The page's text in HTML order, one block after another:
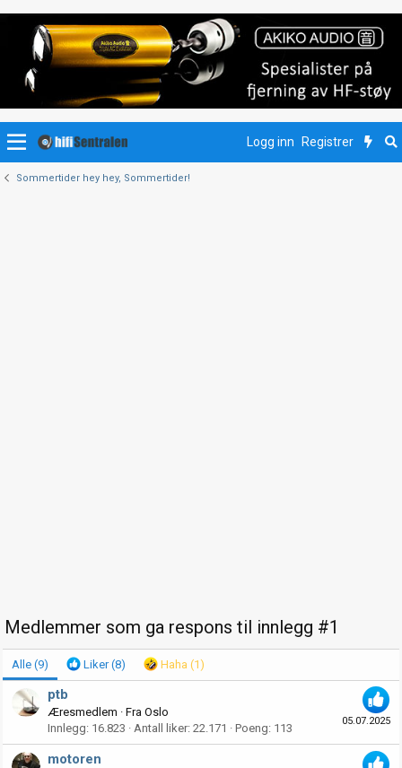
Logg inn Registrer
Sommertider hey hey, Sommertider!
Medlemmer som ga respons til innlegg #1
Alle (9) Liker(8) Haha (1)
05.07.2025
ptb
Æresmedlem · Fra Oslo
Innlegg 16.823 Antall liker 22.171 Poeng 113
motoren